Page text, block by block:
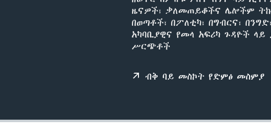
ዜናዎች፣ ቃለመጠይቆችና ሌሎችም
በወጣቶች፣ በፖለቲካ፣ በግብርና፣
አካባቢያዊና የመላ አፍሪካ ጉዳዮች
ሥርጭቶች
ብቅ ባይ መስኮት የድምፅ መስምያ